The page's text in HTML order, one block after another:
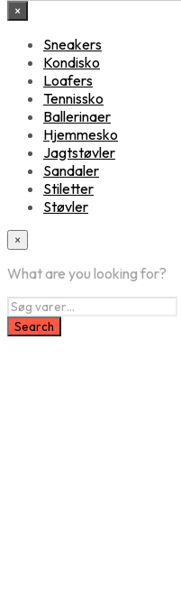
×
Sneakers
Kondisko
Loafers
Tennissko
Ballerinaer
Hjemmesko
Jagtstøvler
Sandaler
Stiletter
Støvler
×
What are you looking for?